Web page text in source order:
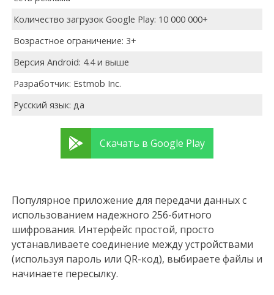
Количество загрузок Google Play: 10 000 000+
Возрастное ограничение: 3+
Версия Android: 4.4 и выше
Разработчик: Estmob Inc.
Русский язык: да
Скачать в Google Play
Популярное приложение для передачи данных с
использованием надежного 256-битного
шифрования. Интерфейс простой, просто
устанавливаете соединение между устройствами
(используя пароль или QR-код), выбираете файлы и
начинаете пересылку.